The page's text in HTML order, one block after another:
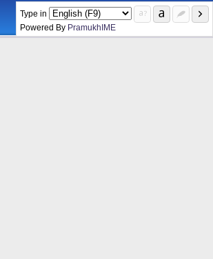
Type in
Powered By PramukhIME